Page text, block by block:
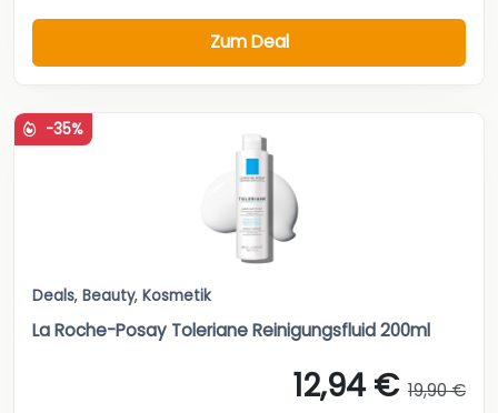
Zum Deal
-35%
Deals, Beauty, Kosmetik
La Roche-Posay Toleriane Reinigungsfluid 200ml
12,94 € 19,90 €